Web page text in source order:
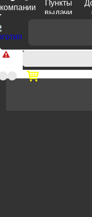
компании
Пункты
выдачи
Доп. скидка от цен
продукции Venezia,
оплате по счету.